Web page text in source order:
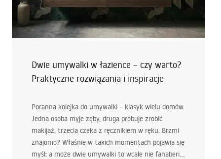
Dwie umywalki w łazience – czy warto?
Praktyczne rozwiązania i inspiracje
Poranna kolejka do umywalki – klasyk wielu domów.
Jedna osoba myje zęby, druga próbuje zrobić
makijaż, trzecia czeka z ręcznikiem w ręku. Brzmi
znajomo? Właśnie w takich momentach pojawia się
myśl: a może dwie umywalki to wcale nie fanaberia,